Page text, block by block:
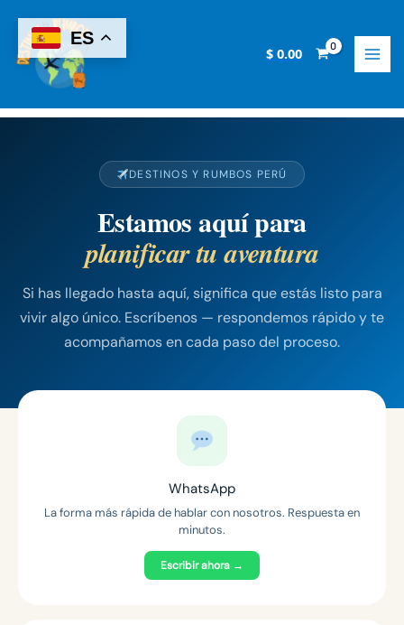
content
$0.00
DESTINOS Y RUMBOS PERÚ
Estamos aquí para
planificar tu aventura
Si has llegado hasta aquí, significa que estás listo para
vivir algo único. Escríbenos — respondemos rápido y te
acompañamos en cada paso del proceso.
WhatsApp
La forma más rápida de hablar con nosotros. Respuesta en
minutos.
Escribir ahora →
ES